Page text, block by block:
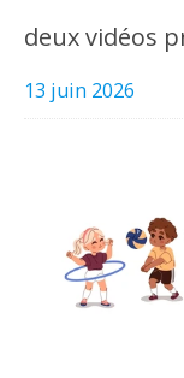
deux vidéos
13 juin 2026